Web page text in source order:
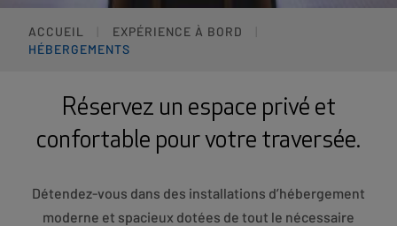
ACCUEIL
EXPÉRIENCE À BORD
HÉBERGEMENTS
Réservez un espace privé et
confortable pour votre traversée.
Détendez-vous dans des installations d’hébergement
moderne et spacieux dotées de tout le nécessaire